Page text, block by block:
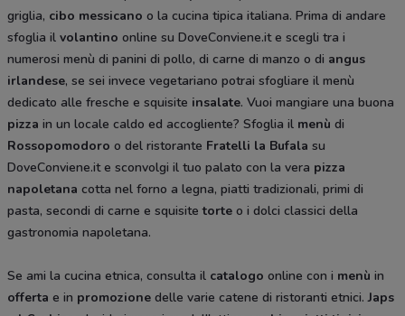
griglia, cibo messicano o la cucina tipica italiana. Prima di andare
sfoglia il volantino online su DoveConviene.it e scegli tra i
numerosi menù di panini di pollo, di carne di manzo o di angus
irlandese, se sei invece vegetariano potrai sfogliare il menù
dedicato alle fresche e squisite insalate. Vuoi mangiare una buona
pizza in un locale caldo ed accogliente? Sfoglia il menù di
Rossopomodoro o del ristorante Fratelli la Bufala su
DoveConviene.it e sconvolgi il tuo palato con la vera pizza
napoletana cotta nel forno a legna, piatti tradizionali, primi di
pasta, secondi di carne e squisitetorte o i dolci classici della
gastronomia napoletana.
Se ami la cucina etnica, consulta il catalogo online con i menù in
offerta e in promozione delle varie catene di ristoranti etnici.Japs